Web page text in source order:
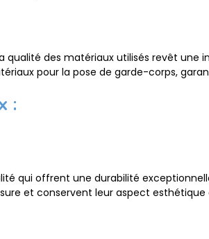
des matériaux utilisés revêt une
pour la pose de garde-corps,
:
qui offrent une durabilité
et conservent leur aspect